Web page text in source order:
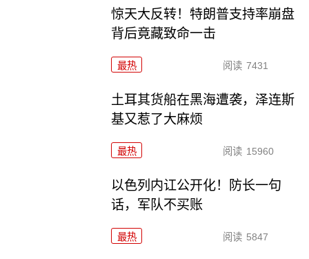
惊天大反转！特朗普支持率崩盘
背后竟藏致命一击
最热 阅读 7431
土耳其货船在黑海遭袭，泽连斯
基又惹了大麻烦
最热 阅读 15960
以色列内讧公开化！防长一句
话，军队不买账
最热 阅读 5847